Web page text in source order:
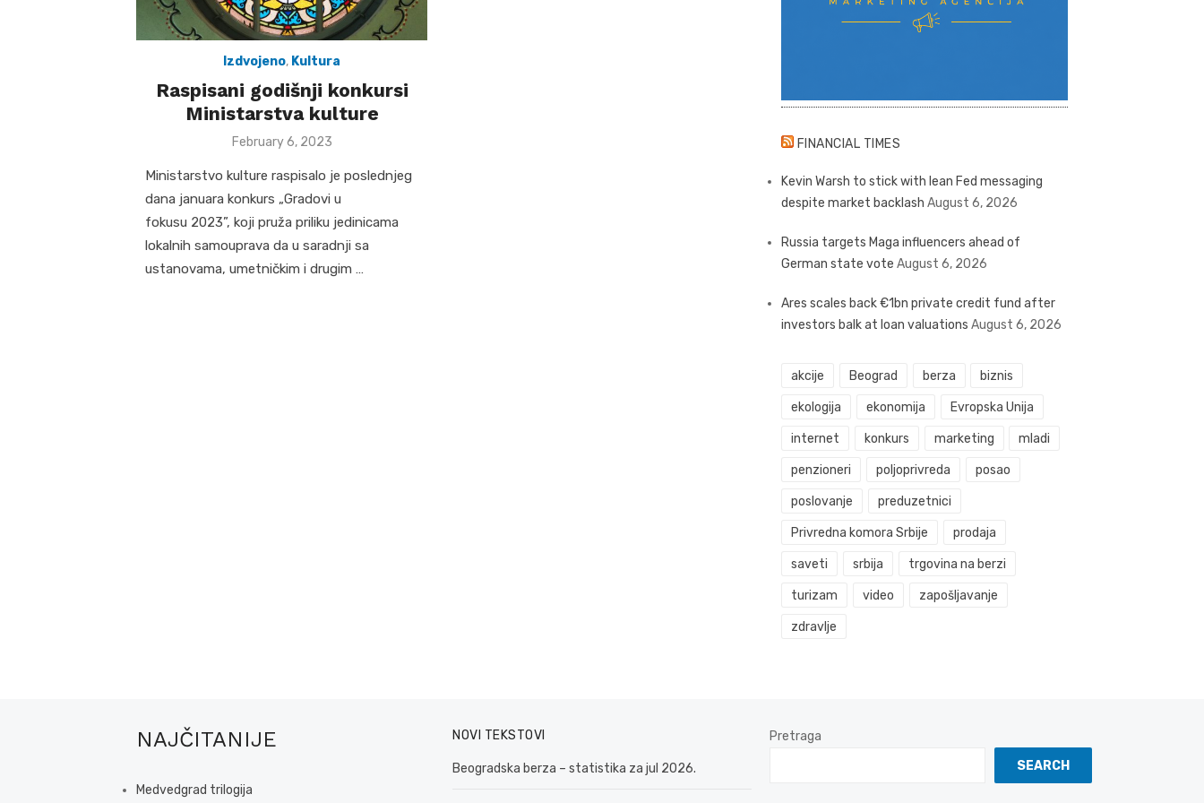
Izdvojeno, Kultura
Raspisani godišnji konkursi
Ministarstva kulture
Posted
February 6, 2023
Ministarstvo kulture raspisalo je poslednjeg
dana januara konkurs „Gradovi u
fokusu 2023”, koji pruža priliku jedinicama
lokalnih samouprava da u saradnji sa
ustanovama, umetničkim i drugim …
FINANCIAL TIMES
Kevin Warsh to stick with lean Fed messaging
despite market backlash August 6, 2026
Russia targets Maga influencers ahead of
German state vote August 6, 2026
Ares scales back €1bn private credit fund after
investors balk at loan valuations August 6, 2026
akcije Beograd berza biznis
ekologija ekonomija Evropska Unija
internet konkurs marketing mladi
penzioneri poljoprivreda posao
poslovanje preduzetnici
Privredna komora Srbije prodaja
saveti srbija trgovina na berzi
turizam video zapošljavanje
zdravlje
NAJČITANIJE
Medvedgrad trilogija
NOVI TEKSTOVI
Beogradska berza – statistika za jul 2026.
Pretraga
SEARCH